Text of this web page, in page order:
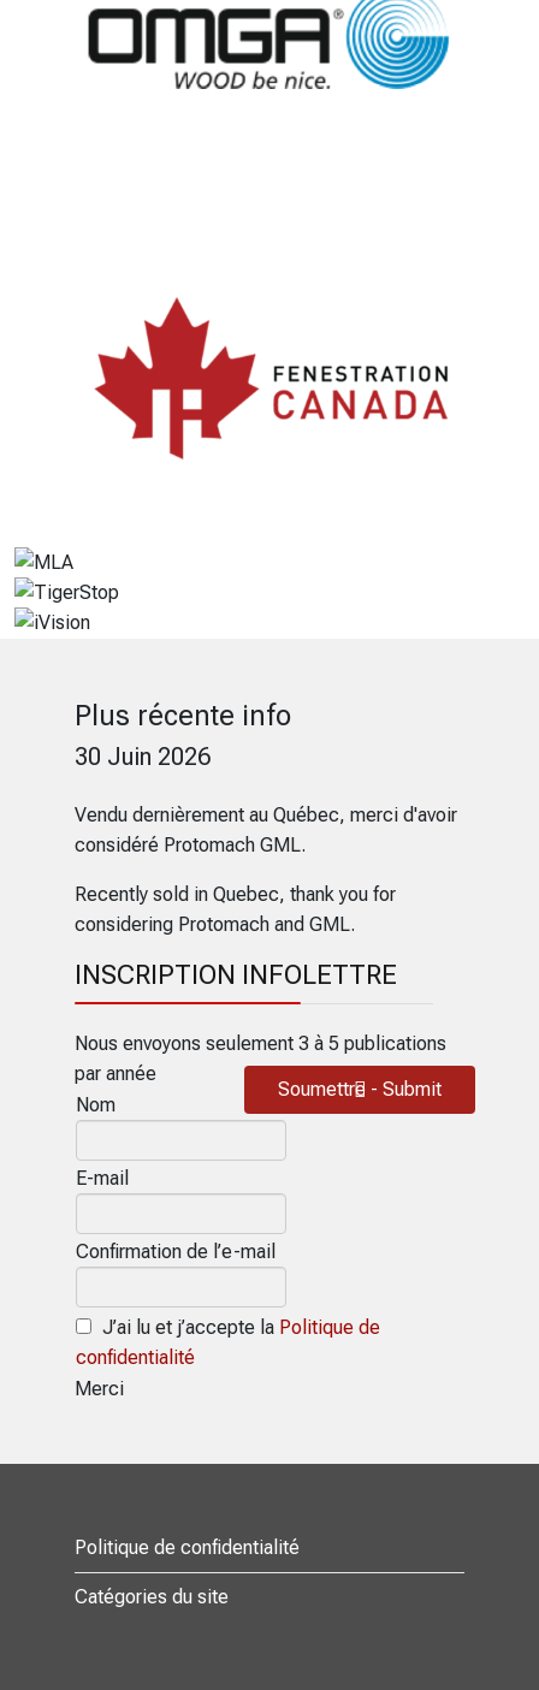
Plus récente info
30 Juin 2026
Vendu dernièrement au Québec, merci d'avoir
considéré Protomach GML.
Recently sold in Quebec, thank you for
considering Protomach and GML.
INSCRIPTION INFOLETTRE
Nous envoyons seulement 3 à 5 publications
par année
Nom
E-mail
Confirmation de l’e-mail
J’ai lu et j’accepte la Politique de
confidentialité
Soumettre - Submit
Merci
Politique de confidentialité
Catégories du site